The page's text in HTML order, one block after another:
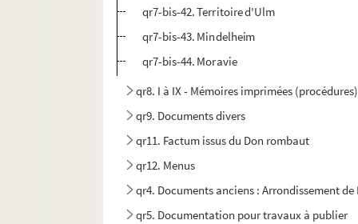
qr7-bis-42. Territoire d'Ulm
qr7-bis-43. Mindelheim
qr7-bis-44. Moravie
qr8. I à IX - Mémoires imprimées
qr9. Documents divers
qr11. Factum issus du Don rombaut
qr12. Menus
qr4. Documents anciens : Arrondissement de
qr5. Documentation pour travaux à publier